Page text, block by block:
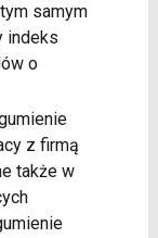
samym
indeks
o
z firmą
także w